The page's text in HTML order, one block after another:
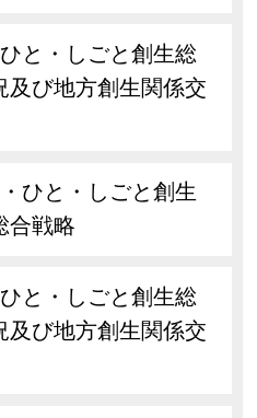
と・しごと創生総
及び地方創生関係交
ひと・しごと創生
合戦略
と・しごと創生総
及び地方創生関係交